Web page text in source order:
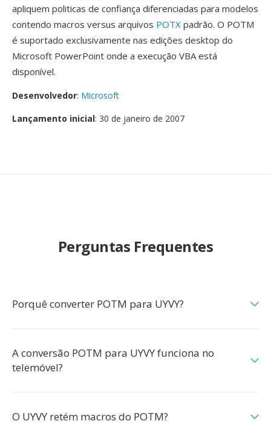
apliquem politicas de confiança diferenciadas para modelos
contendo macros versus arquivos POTX padrão. O POTM
é suportado exclusivamente nas edições desktop do
Microsoft PowerPoint onde a execução VBA está
disponível.
Desenvolvedor: Microsoft
Lançamento inicial: 30 de janeiro de 2007
Perguntas Frequentes
Porquê converter POTM para UYVY?
A conversão POTM para UYVY funciona no
telemóvel?
O UYVY retém macros do POTM?